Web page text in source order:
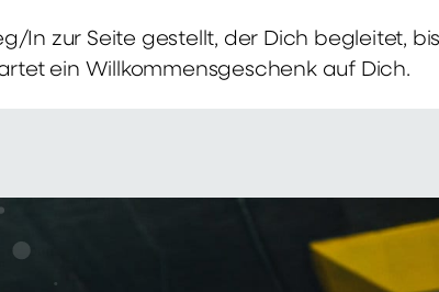
In zur Seite gestellt, der Dich begleitet,
ein Willkommensgeschenk auf Dich.